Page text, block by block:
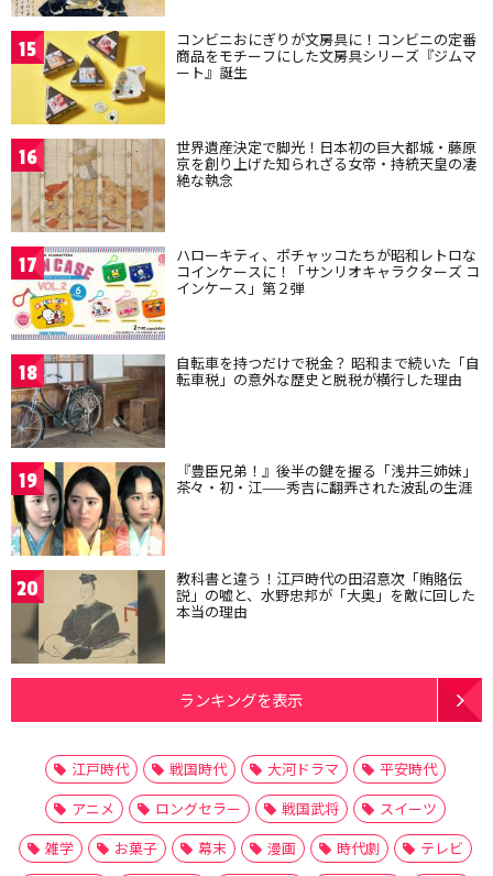
15 コンビニおにぎりが文房具に！コンビニの定番
商品をモチーフにした文房具シリーズ『ジムマ
ート』誕生
16 世界遺産決定で脚光！日本初の巨大都城・藤原
京を創り上げた知られざる女帝・持統天皇の凄
絶な執念
17 ハローキティ、ポチャッコたちが昭和レトロな
コインケースに！「サンリオキャラクターズ コ
インケース」第２弾
18 自転車を持つだけで税金？ 昭和まで続いた「自
転車税」の意外な歴史と脱税が横行した理由
19 『豊臣兄弟！』後半の鍵を握る「浅井三姉妹」
茶々・初・江——秀吉に翻弄された波乱の生涯
20 教科書と違う！江戸時代の田沼意次「賄賂伝
説」の嘘と、水野忠邦が「大奥」を敵に回した
本当の理由
ランキングを表示
江戸時代 戦国時代 大河ドラマ
平安時代
アニメ
ロングセラー 戦国武将
スイーツ
雑学
お菓子 幕末 漫画 時代劇
テレビ